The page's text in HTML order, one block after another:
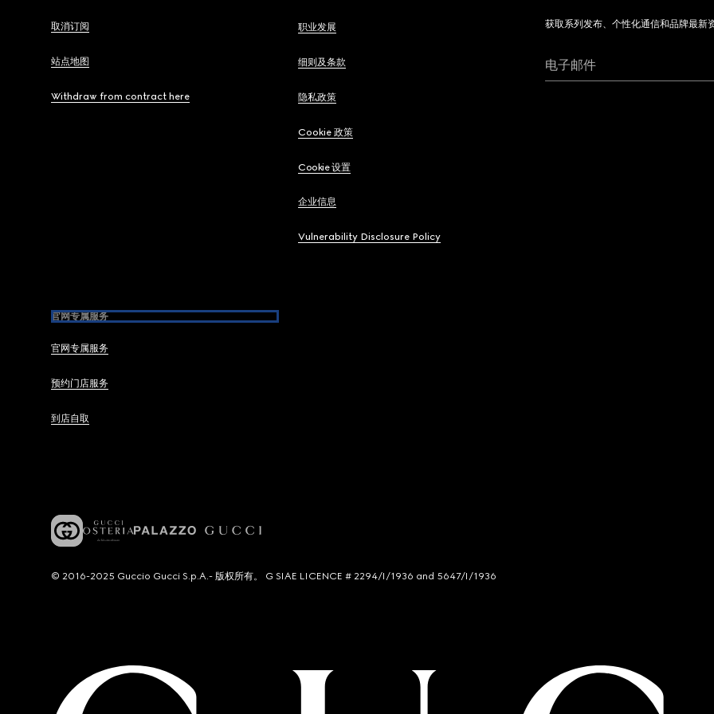
取消订阅
站点地图
Withdraw from contract here
职业发展
细则及条款
隐私政策
Cookie 政策
Cookie 设置
企业信息
Vulnerability Disclosure Policy
官网专属服务
官网专属服务
预约门店服务
到店自取
获取系列发布、个性化通信和品牌最新
电子邮件
© 2016-2025 Guccio Gucci S.p.A.- 版权所有。 G SIAE LICENCE # 2294/I/1936 and 5647/I/1936